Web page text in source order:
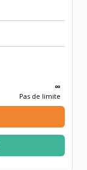
∞
Pas de limite